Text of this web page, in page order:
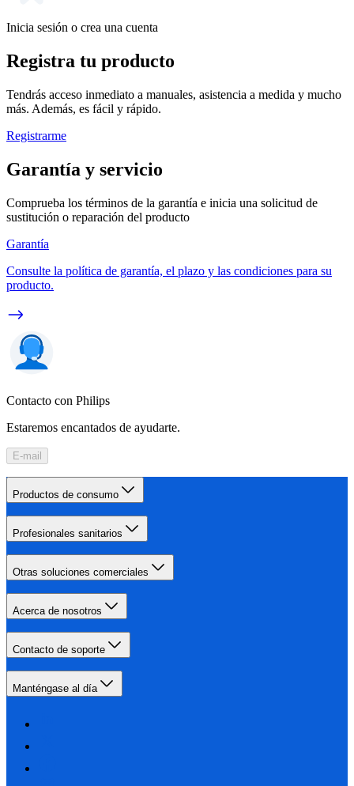
Inicia sesión o crea una cuenta
Registra tu producto
Tendrás acceso inmediato a manuales, asistencia a medida y mucho
más. Además, es fácil y rápido.
Registrarme
Garantía y servicio
Comprueba los términos de la garantía e inicia una solicitud de
sustitución o reparación del producto
Garantía
Consulte la política de garantía, el plazo y las condiciones para su
producto.
Contacto con Philips
Estaremos encantados de ayudarte.
E-mail
Productos de consumo
Profesionales sanitarios
Otras soluciones comerciales
Acerca de nosotros
Contacto de soporte
Manténgase al día